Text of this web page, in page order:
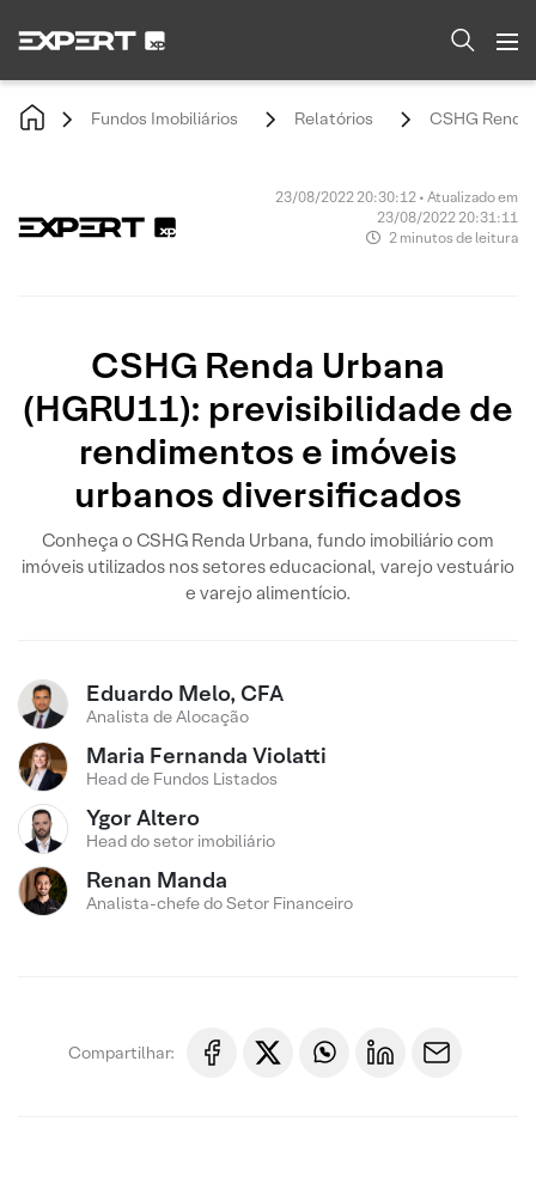
Fundos Imobiliários Relatórios CSHG
23/08/2022 20:30:12 • Atualizado em
23/08/2022 20:31:11
2 minutos de leitura
CSHG Renda Urbana
(HGRU11): previsibilidade de
rendimentos e imóveis
urbanos diversificados
Conheça o CSHG Renda Urbana, fundo imobiliário com
imóveis utilizados nos setores educacional, varejo vestuário
e varejo alimentício.
Eduardo Melo, CFA
Analista de Alocação
Maria Fernanda Violatti
Head de Fundos Listados
Ygor Altero
Head do setor imobiliário
Renan Manda
Analista-chefe do Setor Financeiro
Compartilhar: